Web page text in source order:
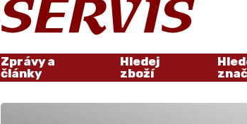
Zprávy a
články
Hledej
zboží